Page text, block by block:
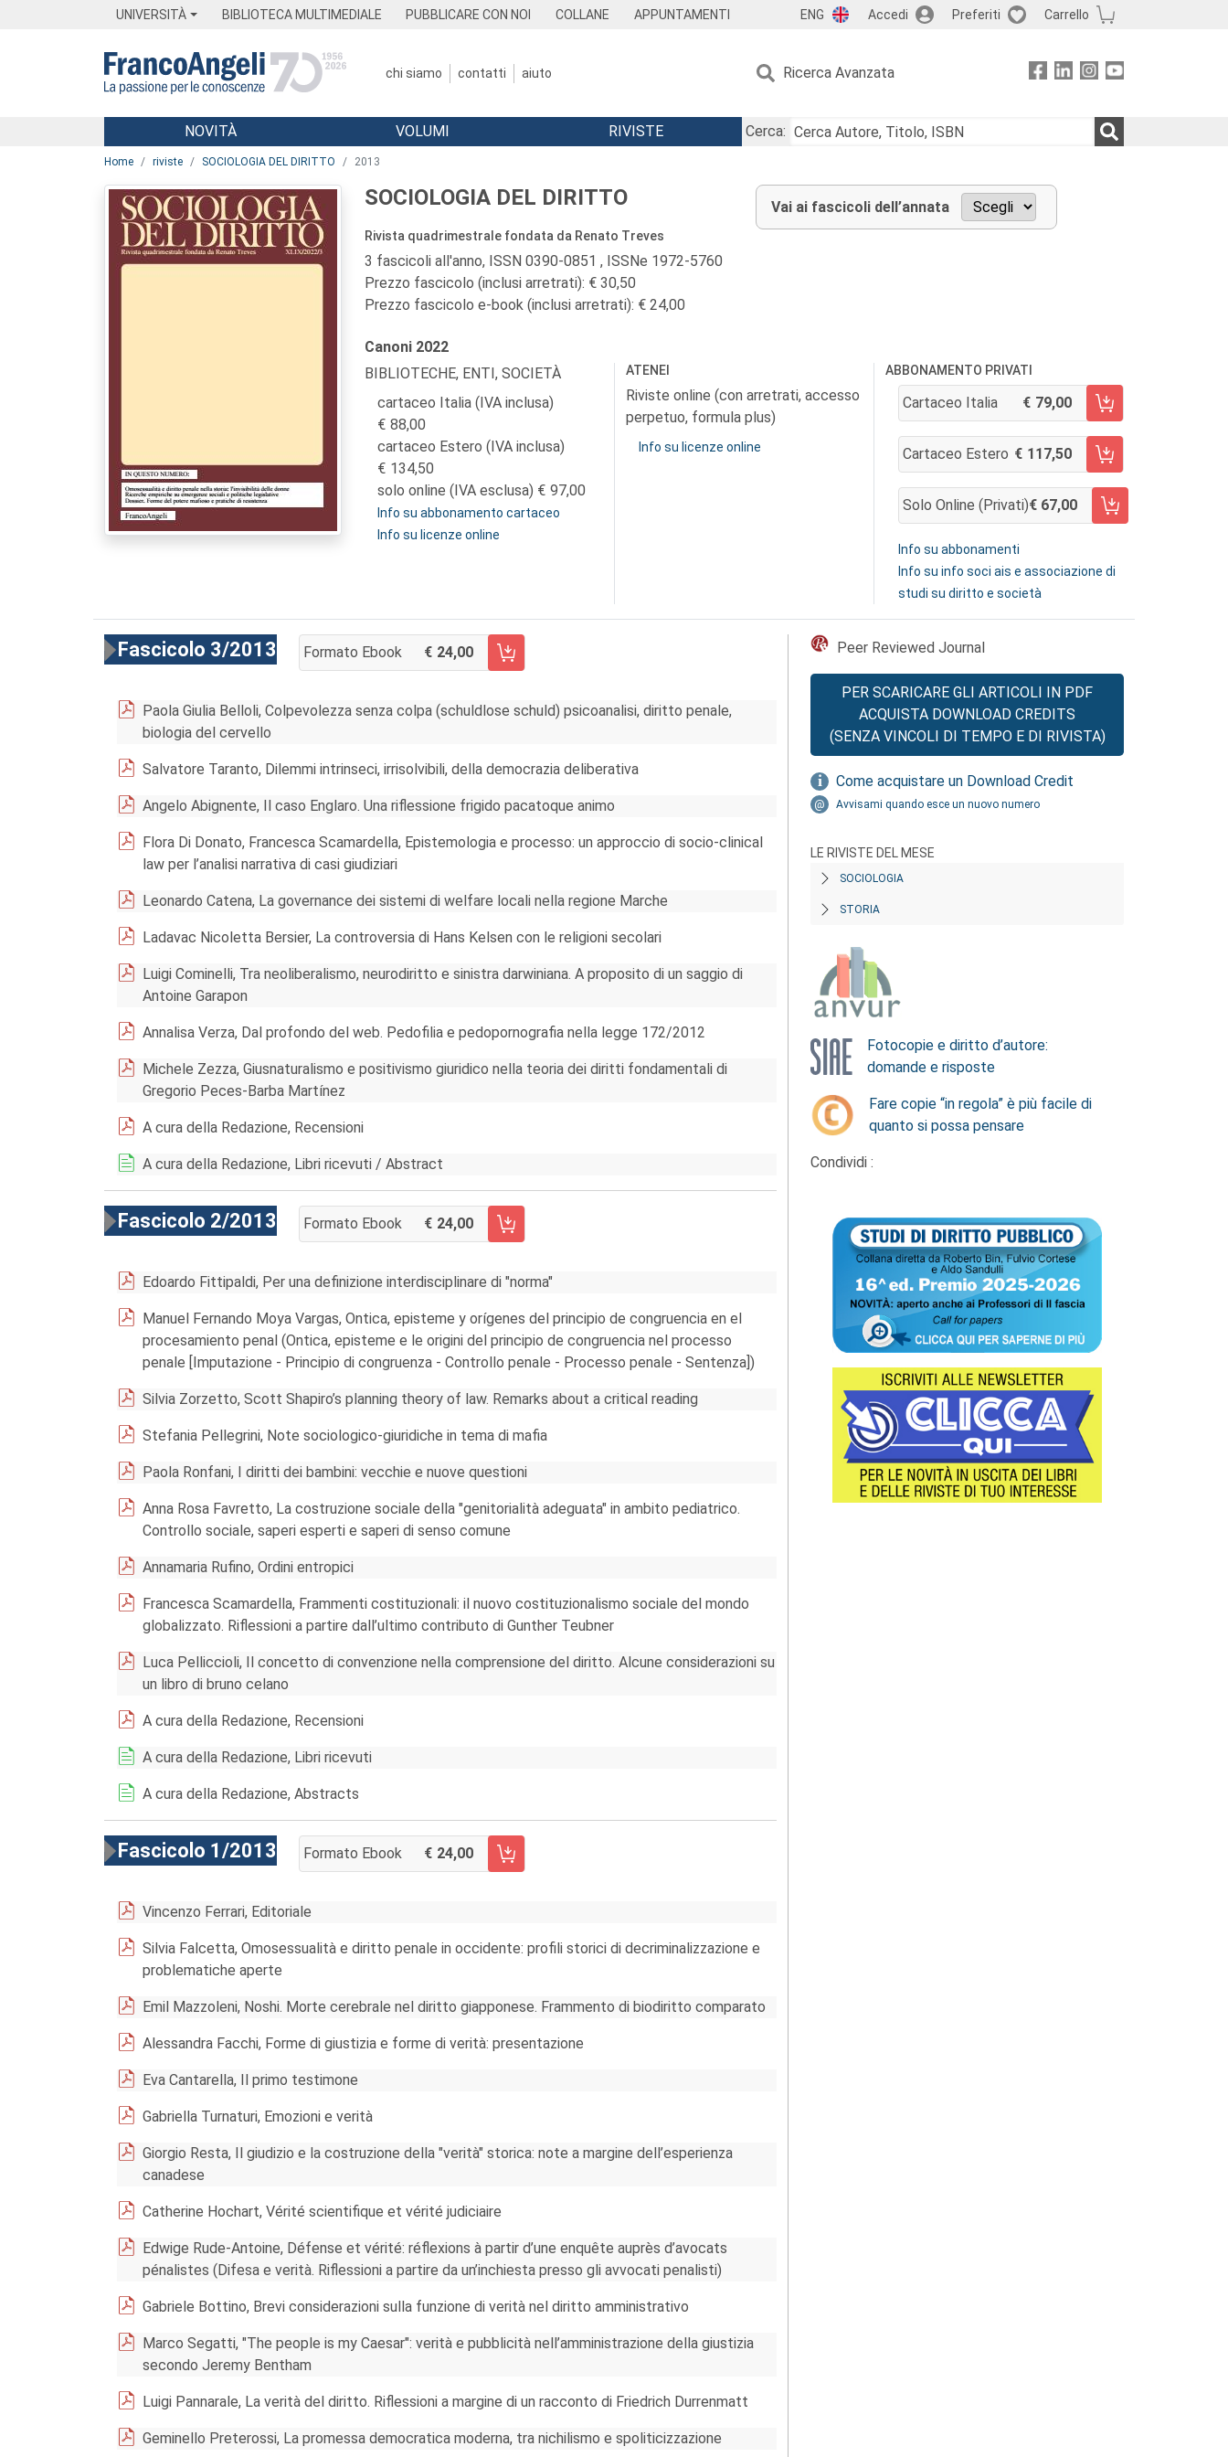
UNIVERSITÀ BIBLIOTECA MULTIMEDIALE PUBBLICARE CON NOI COLLANE APPUNTAMENTI ENG Accedi Preferiti Carrello
chi siamo contatti aiuto Ricerca Avanzata
Menu
NOVITÀ VOLUMI RIVISTE
Cerca:
Home riviste SOCIOLOGIA DEL DIRITTO 2013
SOCIOLOGIA DEL DIRITTO
Rivista quadrimestrale fondata da Renato Treves
3 fascicoli all'anno, ISSN 0390-0851 , ISSNe 1972-5760
Prezzo fascicolo (inclusi arretrati): € 30,50
Prezzo fascicolo e-book (inclusi arretrati): € 24,00
Vai ai fascicoli dell’annata
Canoni 2022
BIBLIOTECHE, ENTI, SOCIETÀ
cartaceo Italia (IVA inclusa)
88,00
cartaceo Estero (IVA inclusa)
134,50
solo online (IVA esclusa)
97,00
Info su abbonamento cartaceo
Info su licenze online
ATENEI
Riviste online (con arretrati, accesso
perpetuo, formula plus)
Info su licenze online
ABBONAMENTO PRIVATI
Cartaceo Italia 79,00
AGGIUNGI AL CARRELLO
Cartaceo Estero 117,50
AGGIUNGI AL CARRELLO
Solo Online (privati) 67,00
AGGIUNGI AL CARRELLO
Info su abbonamenti
Info su info soci ais e associazione di
studi su diritto e società
Fascicolo 3/2013 Formato Ebook 24,00
AGGIUNGI AL CARRELLO FASCICOLO 3/2013
Paola Giulia Belloli, Colpevolezza senza colpa (schuldlose schuld) psicoanalisi, diritto penale,
biologia del cervello
Salvatore Taranto, Dilemmi intrinseci, irrisolvibili, della democrazia deliberativa
Angelo Abignente, Il caso Englaro. Una riflessione frigido pacatoque animo
Flora Di Donato, Francesca Scamardella, Epistemologia e processo: un approccio di socio-clinical
law per l’analisi narrativa di casi giudiziari
Leonardo Catena, La governance dei sistemi di welfare locali nella regione Marche
Ladavac Nicoletta Bersier, La controversia di Hans Kelsen con le religioni secolari
Luigi Cominelli, Tra neoliberalismo, neurodiritto e sinistra darwiniana. A proposito di un saggio di
Antoine Garapon
Annalisa Verza, Dal profondo del web. Pedofilia e pedopornografia nella legge 172/2012
Michele Zezza, Giusnaturalismo e positivismo giuridico nella teoria dei diritti fondamentali di
Gregorio Peces-Barba Martínez
A cura della Redazione, Recensioni
A cura della Redazione, Libri ricevuti / Abstract
Fascicolo 2/2013 Formato Ebook 24,00
AGGIUNGI AL CARRELLO FASCICOLO 2/2013
Edoardo Fittipaldi, Per una definizione interdisciplinare di "norma"
Manuel Fernando Moya Vargas, Ontica, episteme y orígenes del principio de congruencia en el
procesamiento penal (Ontica, episteme e le origini del principio de congruencia nel processo
penale [Imputazione - Principio di congruenza - Controllo penale - Processo penale - Sentenza])
Silvia Zorzetto, Scott Shapiro’s planning theory of law. Remarks about a critical reading
Stefania Pellegrini, Note sociologico-giuridiche in tema di mafia
Paola Ronfani, I diritti dei bambini: vecchie e nuove questioni
Anna Rosa Favretto, La costruzione sociale della "genitorialità adeguata" in ambito pediatrico.
Controllo sociale, saperi esperti e saperi di senso comune
Annamaria Rufino, Ordini entropici
Francesca Scamardella, Frammenti costituzionali: il nuovo costituzionalismo sociale del mondo
globalizzato. Riflessioni a partire dall’ultimo contributo di Gunther Teubner
Luca Pelliccioli, Il concetto di convenzione nella comprensione del diritto. Alcune considerazioni su
un libro di bruno celano
A cura della Redazione, Recensioni
A cura della Redazione, Libri ricevuti
A cura della Redazione, Abstracts
Fascicolo 1/2013 Formato Ebook 24,00
AGGIUNGI AL CARRELLO FASCICOLO 1/2013
Vincenzo Ferrari, Editoriale
Silvia Falcetta, Omosessualità e diritto penale in occidente: profili storici di decriminalizzazione e
problematiche aperte
Emil Mazzoleni, Noshi. Morte cerebrale nel diritto giapponese. Frammento di biodiritto comparato
Alessandra Facchi, Forme di giustizia e forme di verità: presentazione
Eva Cantarella, Il primo testimone
Gabriella Turnaturi, Emozioni e verità
Giorgio Resta, Il giudizio e la costruzione della "verità" storica: note a margine dell’esperienza
canadese
Catherine Hochart, Vérité scientifique et vérité judiciaire
Edwige Rude-Antoine, Défense et vérité: réflexions à partir d’une enquête auprès d’avocats
pénalistes (Difesa e verità. Riflessioni a partire da un’inchiesta presso gli avvocati penalisti)
Gabriele Bottino, Brevi considerazioni sulla funzione di verità nel diritto amministrativo
Marco Segatti, "The people is my Caesar": verità e pubblicità nell’amministrazione della giustizia
secondo Jeremy Bentham
Luigi Pannarale, La verità del diritto. Riflessioni a margine di un racconto di Friedrich Durrenmatt
Geminello Preterossi, La promessa democratica moderna, tra nichilismo e spoliticizzazione
Peer Reviewed Journal
PER SCARICARE GLI ARTICOLI IN PDF
ACQUISTA DOWNLOAD CREDITS
(SENZA VINCOLI DI TEMPO E DI RIVISTA)
Come acquistare un Download Credit
Avvisami quando esce un nuovo numero
LE RIVISTE DEL MESE
SOCIOLOGIA
STORIA
Fotocopie e diritto d’autore:
domande e risposte
Fare copie “in regola” è più facile di
quanto si possa pensare
Condividi :